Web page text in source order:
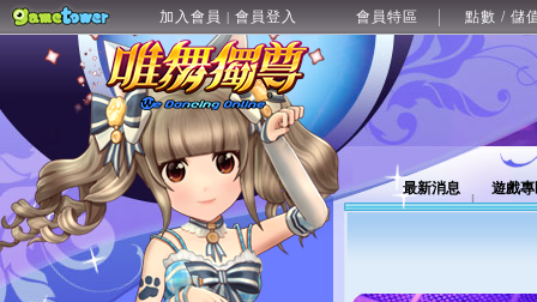
加入會員 | 會員登入 會員特區 點數 / 儲
最新消息 遊戲